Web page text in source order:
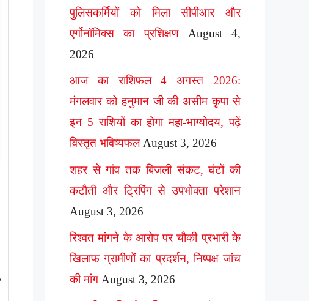
पुलिसकर्मियों को मिला सीपीआर और
एर्गोनॉमिक्स का प्रशिक्षण
August 4,
2026
आज का राशिफल 4 अगस्त 2026:
मंगलवार को हनुमान जी की असीम कृपा से
इन 5 राशियों का होगा महा-भाग्योदय, पढ़ें
विस्तृत भविष्यफल August 3, 2026
शहर से गांव तक बिजली संकट, घंटों की
कटौती और ट्रिपिंग से उपभोक्ता परेशान
August 3, 2026
रिश्वत मांगने के आरोप पर चौकी प्रभारी के
खिलाफ ग्रामीणों का प्रदर्शन, निष्पक्ष जांच
की मांग August 3, 2026